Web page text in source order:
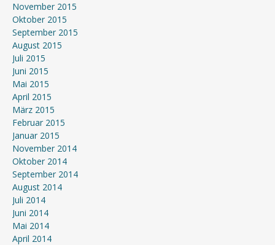
November 2015
Oktober 2015
September 2015
August 2015
Juli 2015
Juni 2015
Mai 2015
April 2015
März 2015
Februar 2015
Januar 2015
November 2014
Oktober 2014
September 2014
August 2014
Juli 2014
Juni 2014
Mai 2014
April 2014